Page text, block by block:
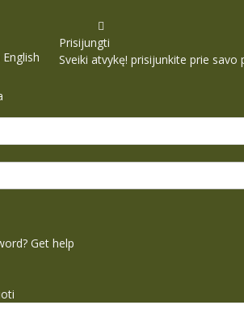
Prisijungti
Sveiki atvykę! prisijunkite prie savo
Get help